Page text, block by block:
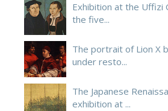
Exhibition at the Uffizi
the five...
The portrait of Lion X
under resto...
The Japanese
exhibition at ...